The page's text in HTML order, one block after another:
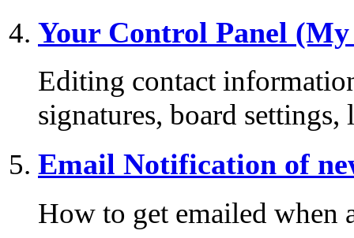
Your Control Panel
Editing contact
signatures, board settings,
Email Notification of
How to get emailed when